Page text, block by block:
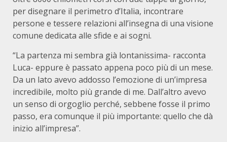
per disegnare il perimetro d’Italia, incontrare
persone e tessere relazioni all’insegna di una visione
comune dedicata alle sfide e ai sogni.
“La partenza mi sembra già lontanissima- racconta
Luca- eppure è passato appena poco più di un mese.
Da un lato avevo addosso l’emozione di un’impresa
incredibile, molto più grande di me. Dall’altro avevo
un senso di orgoglio perché, sebbene fosse il primo
passo, era comunque il più importante: quello che dà
inizio all’impresa”.